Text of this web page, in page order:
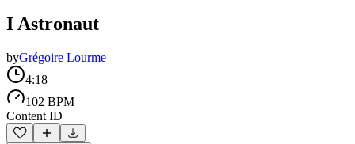
I Astronaut
byGrégoire Lourme
4:18
102 BPM
Content ID